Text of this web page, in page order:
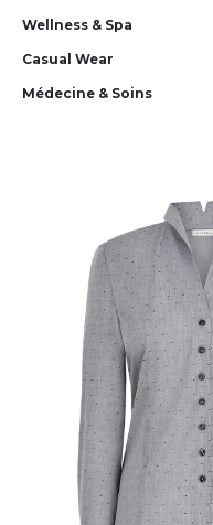
Wellness & Spa
Casual Wear
Médecine & Soins